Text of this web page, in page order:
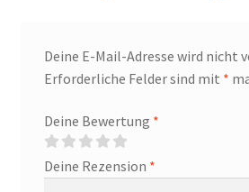
Deine E-Mail-Adresse wird nicht
Erforderliche Felder sind mit *
Deine Bewertung *
Deine Rezension *